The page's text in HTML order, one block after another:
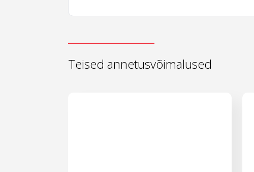
Teised annetusvõimalused